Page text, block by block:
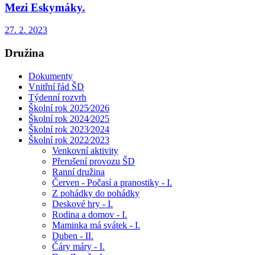
Mezi Eskymáky.
27. 2. 2023
Družina
Dokumenty
Vnitřní řád ŠD
Týdenní rozvrh
Školní rok 2025⁄2026
Školní rok 2024⁄2025
Školní rok 2023⁄2024
Školní rok 2022⁄2023
Venkovní aktivity
Přerušení provozu ŠD
Ranní družina
Červen - Počasí a pranostiky - I.
Z pohádky do pohádky
Deskové hry - I.
Rodina a domov - I.
Maminka má svátek - I.
Duben - II.
Čáry máry - I.